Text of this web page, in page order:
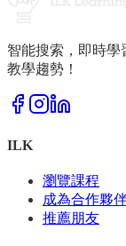
智能搜索，即時
教學趨勢！
ILK
瀏覽課程
成為合作夥
推薦朋友